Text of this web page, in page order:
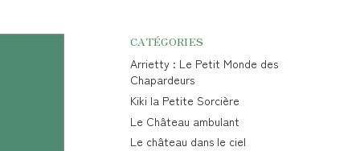
CATÉGORIES
Arrietty : Le Petit Monde des
Chapardeurs
Kiki la Petite Sorcière
Le Château ambulant
Le château dans le ciel